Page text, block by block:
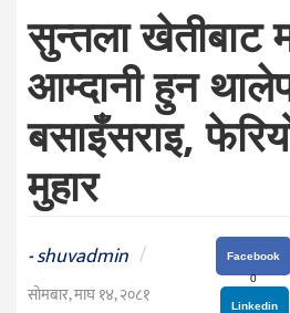
संघीय
प्रविधि
जीवनशैली
दर्शन
/
संस्कृति
विचार
सुन्तला खेतीबाट
आम्दानी हुन
बसाइँसराइ,
मुहार
-shuvadmin /
सोमबार, माघ १४, २०८१
Facebook
0
Linkedin